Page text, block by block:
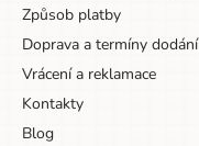
Hloubka obalu
Věk od
Sada/Sety/Balíčky
Způsob platby
Doprava a termíny dodání
Vrácení a reklamace
Kontakty
Blog